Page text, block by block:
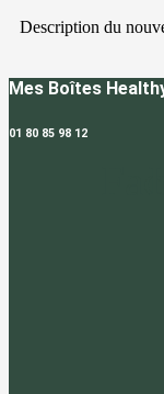
patates
Description du
Mes Boîtes
01 80 85 98 12